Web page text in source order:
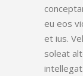
eu eos
et ius.
soleat
intellegat.